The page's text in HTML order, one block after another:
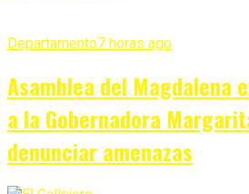
Departamento7 horas ago
Asamblea del Magdalena
a la Gobernadora
denunciar amenazas